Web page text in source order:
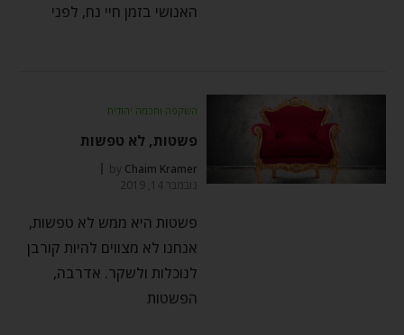
האנושי בזמן חיי נח, לפני
השקפה וחכמה יהודית
פשטות, לא טפשות
by Chaim Kramer
נובמבר 14, 2019
פשטות היא ממש לא טפשות,
אנחנו לא מצווים להיות קורבן
לנוכלות ולשקר. אדרבה,
הפשטות